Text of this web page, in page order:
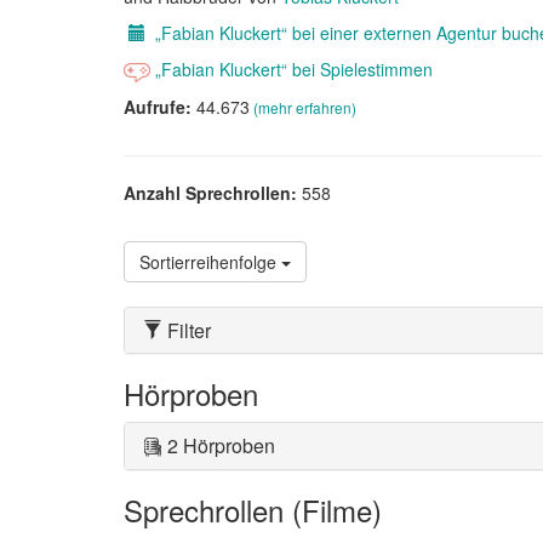
„Fabian Kluckert“ bei einer externen Agentur
„Fabian Kluckert“ bei Spielestimmen
Aufrufe: 44.673 (mehr erfahren)
Anzahl Sprechrollen: 558
Sortierreihenfolge
Filter
Hörproben
2 Hörproben
Sprechrollen (Filme)